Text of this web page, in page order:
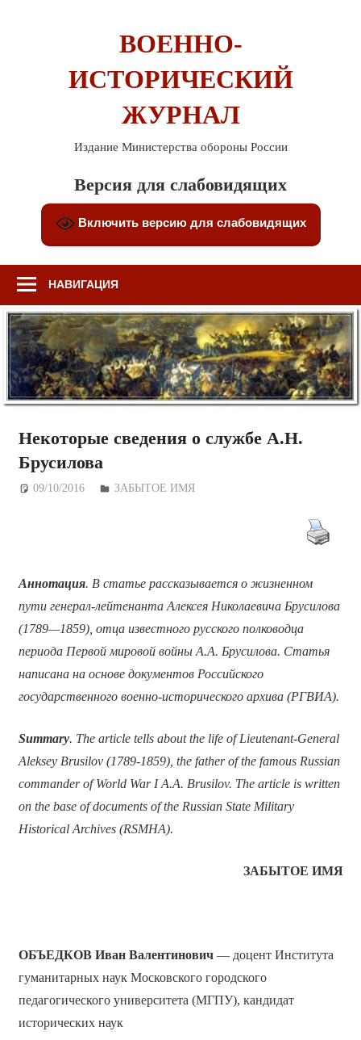
ВОЕННО-
ИСТОРИЧЕСКИЙ
ЖУРНАЛ
Издание Министерства обороны России
Версия для слабовидящих
Включить версию для слабовидящих
НАВИГАЦИЯ
Некоторые сведения о службе А.Н.
Брусилова
09/10/2016 Дежурный по Редакции
ЗАБЫТОЕ ИМЯ
Аннотация. В статье рассказывается о жизненном
пути генерал-лейтенанта Алексея Николаевича Брусилова
(1789—1859), отца известного русского полководца
периода Первой мировой войны А.А. Брусилова. Статья
написана на основе документов Российского
государственного военно-исторического архива (РГВИА).
Summary. The article tells about the life of Lieutenant-General
Aleksey Brusilov (1789-1859), the father of the famous Russian
commander of World War I A.A. Brusilov. The article is written
on the base of documents of the Russian State Military
Historical Archives (RSMHA).
ЗАБЫТОЕ ИМЯ
ОБЪЕДКОВ Иван Валентинович— доцент Института
гуманитарных наук Московского городского
педагогического университета (МГПУ), кандидат
исторических наук